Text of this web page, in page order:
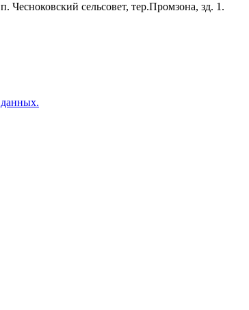
сельсовет, тер.Промзона, зд. 1.
данных.